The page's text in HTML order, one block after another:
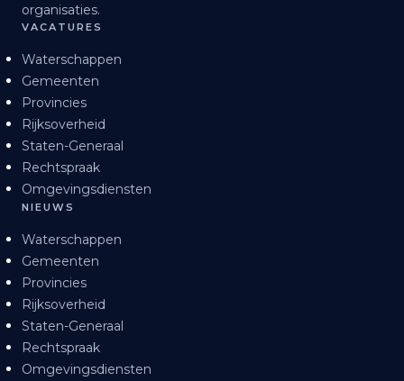
organisaties.
VACATURES
Waterschappen
Gemeenten
Provincies
Rijksoverheid
Staten-Generaal
Rechtspraak
Omgevingsdiensten
NIEUWS
Waterschappen
Gemeenten
Provincies
Rijksoverheid
Staten-Generaal
Rechtspraak
Omgevingsdiensten